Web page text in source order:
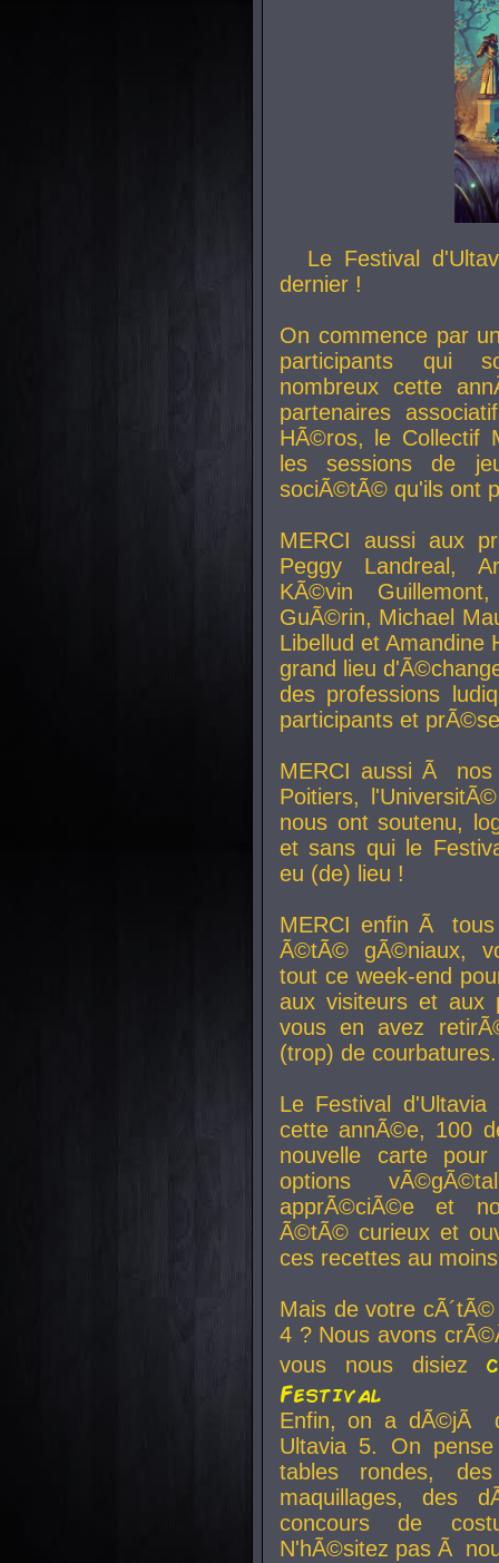
Le Festival
dernier !
On commence par
participants qui
nombreux cette
partenaires
HÃ©ros, le Collectif
les sessions de
sociÃ©tÃ© qu'ils ont
MERCI aussi aux
Peggy Landreal,
KÃ©vin
GuÃ©rin, Michael
Libellud et Amandine
grand lieu
des professions
participants et
MERCI aussi Ã nos
Poitiers,
nous ont soutenu,
et sans qui le
eu (de) lieu !
MERCI enfin Ã
Ã©tÃ© gÃ©niaux,
tout ce week-end
aux visiteurs et aux
vous en avez
(trop) de courbatures.
Le Festival
cette annÃ©e, 100
nouvelle carte
options
apprÃ©ciÃ©e et
Ã©tÃ© curieux et
ces recettes au
Mais de votre
4 ? Nous avons
vous nous disiez
Festival
Enfin, on a dÃ©jÃ
Ultavia 5. On
tables rondes,
maquillages, des
concours de
N'hÃ©sitez pas Ã